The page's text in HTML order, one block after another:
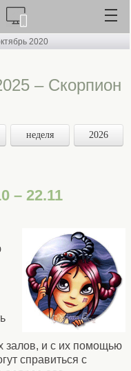
2020
– Скорпион
неделя 2026
– 22.11
залов, и с их помощью
справиться с